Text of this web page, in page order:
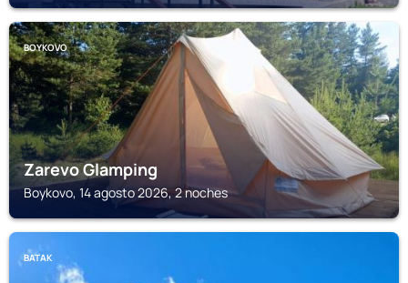
BOYKOVO
Zarevo Glamping
Boykovo, 14 agosto 2026, 2 noches
BATAK